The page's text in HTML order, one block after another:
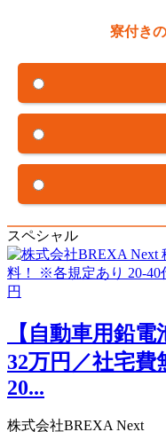
寮付き
スペシャル
【自動車用鉛
32万円／社宅費
20...
株式会社BREXA Next